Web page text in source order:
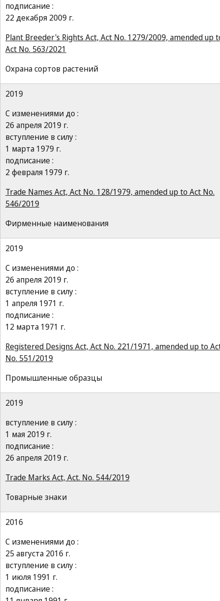
подписание :
22 декабря 2009 г.
Plant Breeder's Rights Act, Act No. 1279/2009, amended up
Act No. 563/2021
Охрана сортов растений
2019
С изменениями до :
26 апреля 2019 г.
вступление в силу :
1 марта 1979 г.
подписание :
2 февраля 1979 г.
Trade Names Act, Act No. 128/1979, amended up to Act No.
546/2019
Фирменные наименования
2019
С изменениями до :
26 апреля 2019 г.
вступление в силу :
1 апреля 1971 г.
подписание :
12 марта 1971 г.
Registered Designs Act, Act No. 221/1971, amended up to
No. 551/2019
Промышленные образцы
2019
вступление в силу :
1 мая 2019 г.
подписание :
26 апреля 2019 г.
Trade Marks Act, Act. No. 544/2019
Товарные знаки
2016
С изменениями до :
25 августа 2016 г.
вступление в силу :
1 июля 1991 г.
подписание :